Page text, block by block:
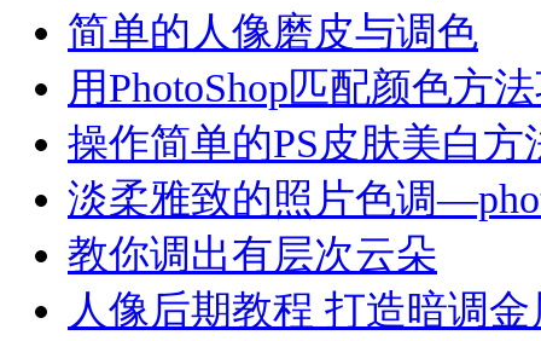
简单的人像磨皮与调色
用PhotoShop匹配颜色方
操作简单的PS皮肤美白方
淡柔雅致的照片色调
教你调出有层次云朵
人像后期教程 打造暗调